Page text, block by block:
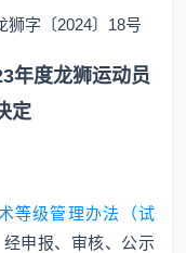
狮字〔2024〕18号
年度龙狮运动员
定
等级管理办法（试
经申报、审核、公示